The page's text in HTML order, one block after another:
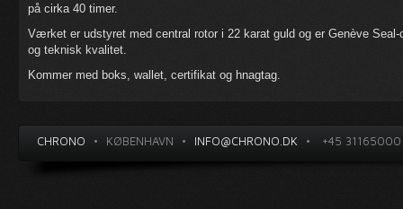
på cirka 40 timer.
Værket er udstyret med central rotor i 22 karat guld og er Genève
og teknisk kvalitet.
Kommer med boks, wallet, certifikat og hnagtag.
CHRONO • KØBENHAVN • INFO@CHRONO.DK • +45 31165000